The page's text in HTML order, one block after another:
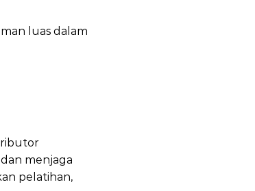
luas dalam
menjaga
pelatihan,